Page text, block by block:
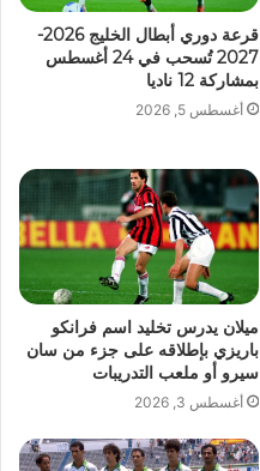
قرعة دوري أبطال الخليج 2026-
2027 تُسحب في 24 أغسطس
بمشاركة 12 ناديا
أغسطس 5, 2026
ميلان يدرس تخليد اسم فرانكو
باريزي بإطلاقه على جزء من سان
سيرو أو ملعب التدريبات
أغسطس 3, 2026